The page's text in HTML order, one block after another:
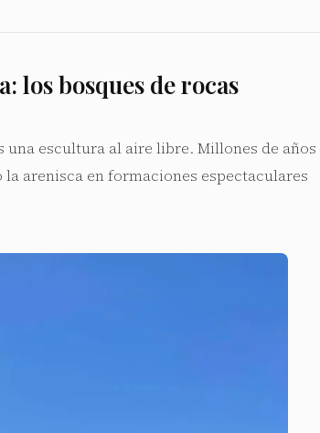
los bosques de rocas
una escultura al aire libre. Millones de años
arenisca en formaciones espectaculares